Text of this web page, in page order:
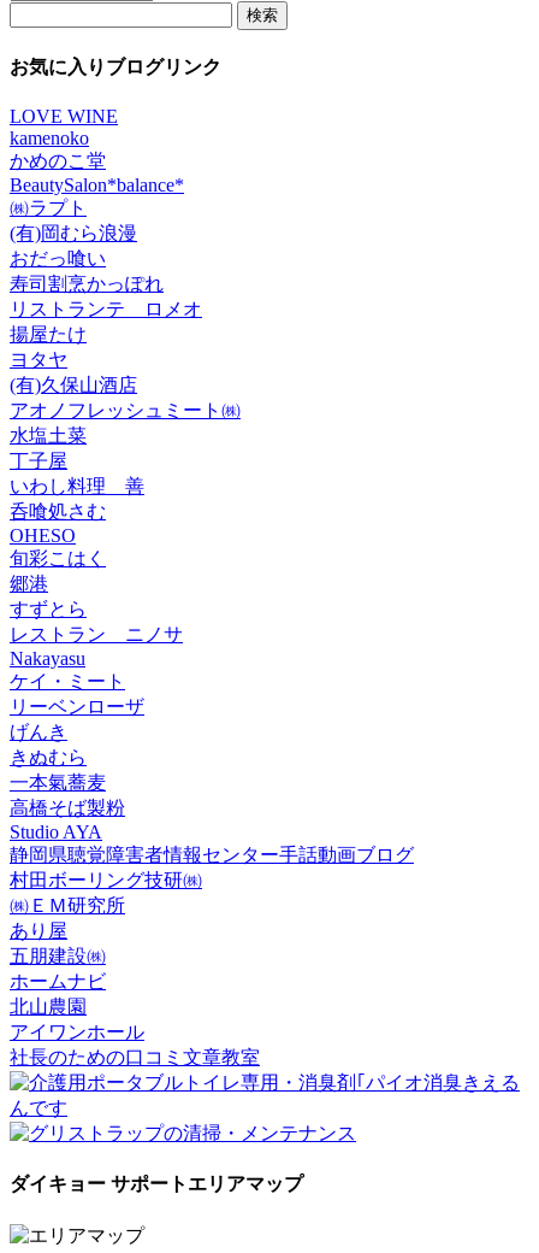
イ
お気に入りブログリンク
LOVE WINE
kamenoko
かめのこ堂
BeautySalon*balance*
㈱ラプト
(有)岡むら浪漫
おだっ喰い
寿司割烹かっぽれ
リストランテ ロメオ
揚屋たけ
ヨタヤ
(有)久保山酒店
アオノフレッシュミート㈱
水塩土菜
丁子屋
いわし料理 善
呑喰処さむ
OHESO
旬彩こはく
郷港
すずとら
レストラン ニノサ
Nakayasu
ケイ・ミート
リーベンローザ
げんき
きぬむら
一本氣蕎麦
高橋そば製粉
Studio AYA
静岡県聴覚障害者情報センター手話動画ブログ
村田ボーリング技研㈱
㈱ＥＭ研究所
あり屋
五朋建設㈱
ホームナビ
北山農園
アイワンホール
社長のための口コミ文章教室
ダイキョー サポートエリアマップ